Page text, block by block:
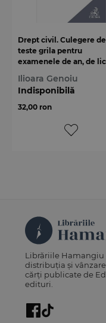
Drept civil. Culegere de
teste grila pentru
examenele de an, de
juridice
Ilioara Genoiu
Indisponibilă
32,00 ron
Librăriile Hamangiu
distribuția și
cărți publicate de
edituri.